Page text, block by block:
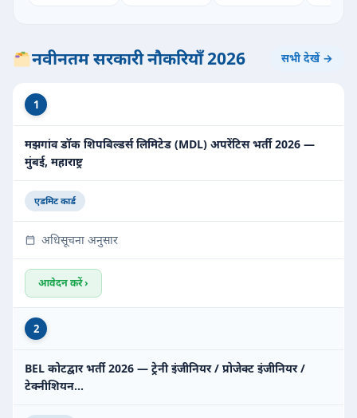
नवीनतम सरकारी नौकरियाँ 2026 सभी देखें →
1
मझगांव डॉक शिपबिल्डर्स लिमिटेड (MDL) अपरेंटिस भर्ती 2026 —
मुंबई, महाराष्ट्र
एडमिट कार्ड
अधिसूचना अनुसार
आवेदन करें ›
2
BEL कोटद्वार भर्ती 2026 — ट्रेनी इंजीनियर / प्रोजेक्ट इंजीनियर /
टेक्नीशियन…